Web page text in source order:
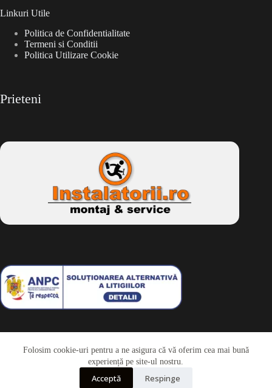
Folosim cookie-uri pentru a ne asigura că vă oferim cea mai bună
experiență pe site-ul nostru.
Acceptă Respinge
Linkuri Utile
Politica de Confidentialitate
Termeni si Conditii
Politica Utilizare Cookie
Prieteni
Drepturi de autor © 2026 - Dkbike.ropowered by